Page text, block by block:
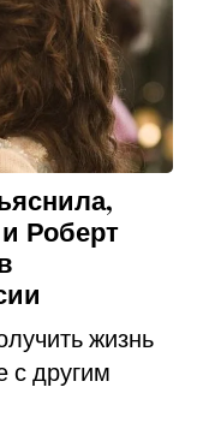
Роберт
жизнь
с другим